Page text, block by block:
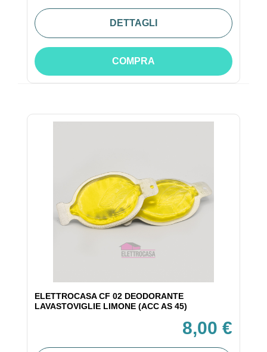
DETTAGLI
COMPRA
ELETTROCASA CF 02 DEODORANTE
LAVASTOVIGLIE LIMONE (ACC AS 45)
8,00 €